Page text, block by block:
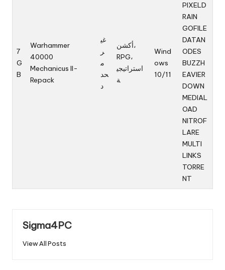
7
G
B
Warhammer
40000
Mechanicus II-
Repack
غي
ر
م
حد
د
أكشن،
RPG،
استراتيجي
ة
Wind
ows
10/11
PIXELD
RAIN
GOFILE
DATAN
ODES
BUZZH
EAVIER
DOWN
MEDIAL
OAD
NITROF
LARE
MULTI
LINKS
TORRE
NT
Sigma4PC
View All Posts